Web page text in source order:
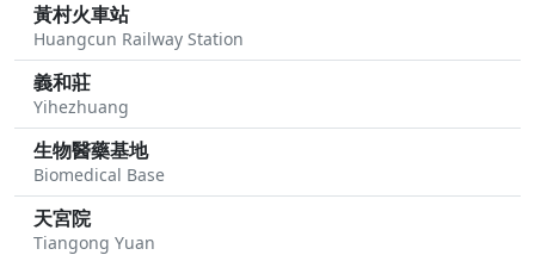
黃村火車站
Huangcun Railway Station
義和莊
Yihezhuang
生物醫藥基地
Biomedical Base
天宮院
Tiangong Yuan